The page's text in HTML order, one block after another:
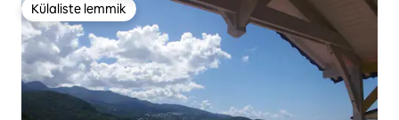
Külaliste lemmik
Külaliste lemmik